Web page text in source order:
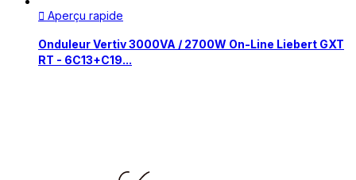
 Aperçu rapide
Onduleur Vertiv 3000VA / 2700W On-Line Liebert GXT
RT - 6C13+C19...